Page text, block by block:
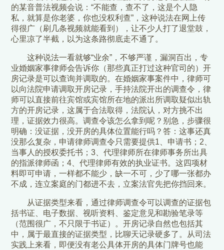
的某音普法视频会说：“不能查，查不了，这是个人隐
私，就算是你老婆，你也没权利查”，这种说法在网上传
得很广（刷几条视频就能看到），让不少人打了退堂鼓，
心里凉了半截，以为这条路彻底走不通了。
这种说法一看就够“业余”，不够严谨，漏洞百出，专
业婚姻家事律师会告诉你（那些真正打过这种官司的）开
房记录是可以查询并调取的。在婚姻家事案件中，律师可
以向法院申请调取开房记录，手持法院开出的调查令，律
师可以直接前往宾馆或宾馆所在地的派出所调取疑似出轨
方的开房记录，这属于合法取得，法院认，对方挑不出
理，证据效力很高。调查令该怎么拿到呢？别急，步骤很
明确：没证据，没开房的具体位置能行吗？答：这事还真
没那么复杂，申请律师调查令只需要提供1、申请书；2、
当事人的授权委托书；3、代理律师所在律师事务所出具
的指派律师函；4、代理律师有效的执业证书。这四项材
料即可申请，一样都不能少，缺一不可，少了哪一张都办
不成，连立案庭的门都进不去，立案法官先把你挡回来。
从证据类型来看，通过律师调查令可以调查的证据包
括书证、电子数据、视听资料、鉴定意见和勘验笔录等
（范围很广，不只限于书证）。开房记录自然也包括其
中，属于最直接的证据类型，比聊天记录硬多了。从司法
实践上来看，即便没有老公具体开房的具体门牌号也能